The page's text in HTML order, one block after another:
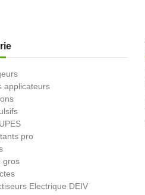
applicateurs
pro
gros
Electrique DEIV